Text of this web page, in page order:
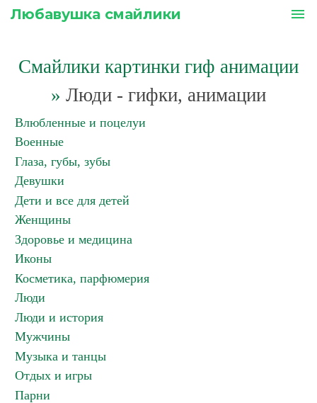
Любавушка смайлики menu
Смайлики картинки гиф анимации
» Люди - гифки, анимации
Влюбленные и поцелуи
Военные
Глаза, губы, зубы
Девушки
Дети и все для детей
Женщины
Здоровье и медицина
Иконы
Косметика, парфюмерия
Люди
Люди и история
Мужчины
Музыка и танцы
Отдых и игры
Парни